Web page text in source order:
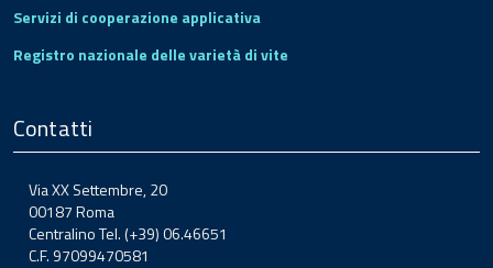
Servizi di cooperazione applicativa
Registro nazionale delle varietà di vite
Contatti
Via XX Settembre, 20
00187 Roma
Centralino Tel. (+39) 06.46651
C.F. 97099470581